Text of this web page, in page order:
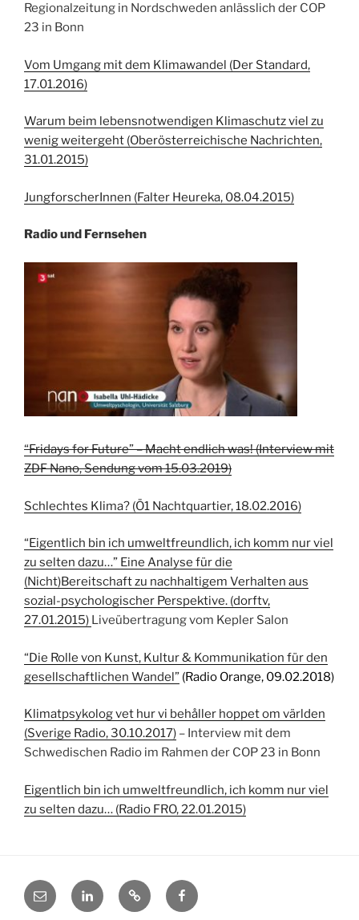
Regionalzeitung in Nordschweden anlässlich der COP
23 in Bonn
Vom Umgang mit dem Klimawandel (Der Standard,
17.01.2016)
Warum beim lebensnotwendigen Klimaschutz viel zu
wenig weitergeht (Oberösterreichische Nachrichten,
31.01.2015)
JungforscherInnen (Falter Heureka, 08.04.2015)
Radio und Fernsehen
“Fridays for Future” – Macht endlich was! (Interview mit
ZDF Nano, Sendung vom 15.03.2019)
Schlechtes Klima? (Ö1 Nachtquartier, 18.02.2016)
“Eigentlich bin ich umweltfreundlich, ich komm nur viel
zu selten dazu…” Eine Analyse für die
(Nicht)Bereitschaft zu nachhaltigem Verhalten aus
sozial-psychologischer Perspektive. (dorftv,
27.01.2015) Liveübertragung vom Kepler Salon
“Die Rolle von Kunst, Kultur & Kommunikation für den
gesellschaftlichen Wandel” (Radio Orange, 09.02.2018)
Klimatpsykolog vet hur vi behåller hoppet om världen
(Sverige Radio, 30.10.2017) – Interview mit dem
Schwedischen Radio im Rahmen der COP 23 in Bonn
Eigentlich bin ich umweltfreundlich, ich komm nur viel
zu selten dazu… (Radio FRO, 22.01.2015)
Email LinkedInResearchgateFacebook